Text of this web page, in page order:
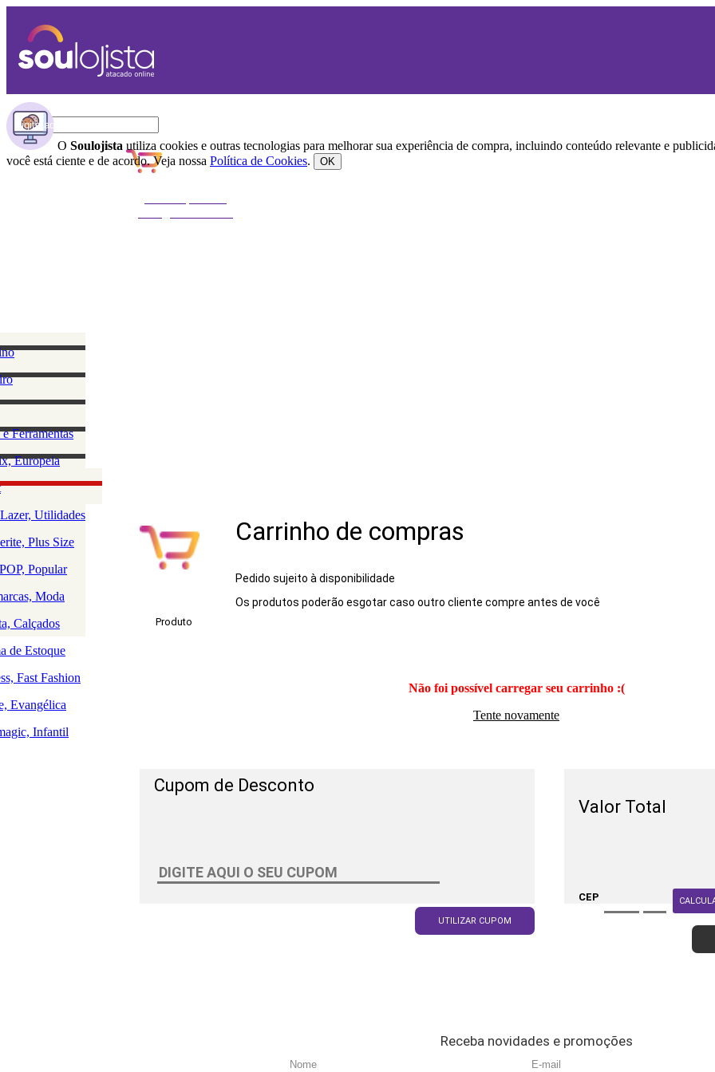
O Soulojista utiliza cookies e outras tecnologias para melhorar sua experiência de compra, incluindo conteúdo relevante e
você está ciente e de acordo. Veja nossa Política de Cookies. OK
Acessórios
Masculino
e
Ferramentas
da Casa
Saúde
Europeia
Lingerie
Utilidades
Plus Size
Popular
Moda
Calçados
de Estoque
Fast Fashion
Evangélica
Infantil
Carrinho de compras
Pedido sujeito à disponibilidade
Os produtos poderão esgotar caso outro cliente compre antes de você
Produto
Não foi possível carregar seu carrinho :(
Tente novamente
Cupom de Desconto
UTILIZAR CUPOM
Valor Total
CEP
Receba novidades e promoções